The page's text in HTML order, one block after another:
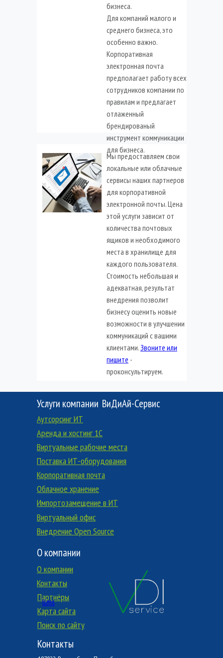
бизнеса.
Для компаний малого и
среднего бизнеса, это
особенно важно.
Корпоративная
электронная почта
предполагает работу всех
сотрудников компании по
правилам и предлагает
отлаженный
брендированый
инструмент коммуникации
для бизнеса.
Мы предоставляем свои
локальные или облачные
сервисы наших партнеров
для корпоративной
электронной почты. Цена
этой услуги зависит от
количества почтовых
ящиков и необходимого
места в хранилище для
каждого пользователя.
Стоимость небольшая и
адекватная, результат
внедрения позволит
бизнесу оценить новые
возможности в улучшении
коммуникаций с вашими
клиентами.Звоните или
пишите -
проконсультируем.
Услуги компании ВиДиАй-Сервис
Контакты
Аренда и хостинг 1C
Импортозамещение в ИТ
Виртуальные рабочие места
Аутсорсинг ИТ
Облачное хранение
О компании
Контакты
Партнёры
llms
Поставка ИТ-оборудования
Корпоративная почта
Виртуальный офис
Внедрение Open Source
Поиск по сайту
Карта сайта
О компании